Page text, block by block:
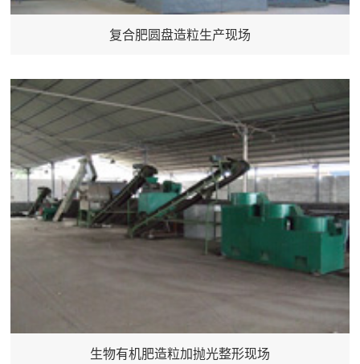
复合肥圆盘造粒生产现场
生物有机肥造粒加抛光整形现场